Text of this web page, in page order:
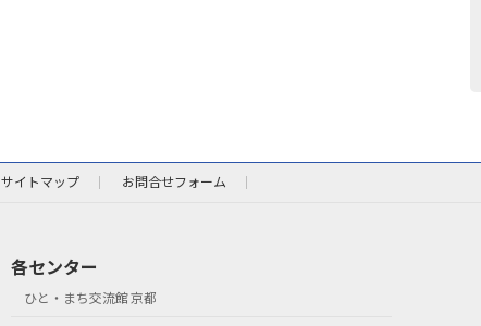
サイトマップ お問合せフォーム
各センター
ひと・まち交流館 京都